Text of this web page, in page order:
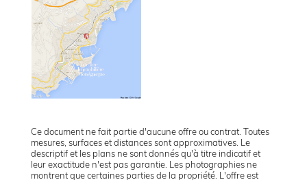
Ce document ne fait partie d'aucune offre ou contrat. Toutes
mesures, surfaces et distances sont approximatives. Le
descriptif et les plans ne sont donnés qu'à titre indicatif et
leur exactitude n'est pas garantie. Les photographies ne
montrent que certaines parties de la propriété. L'offre est